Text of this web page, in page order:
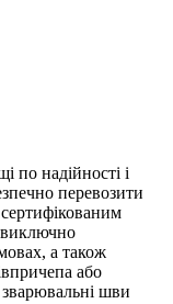
по надійності і
перевозити
виключно
а також
або
зварювальні шви